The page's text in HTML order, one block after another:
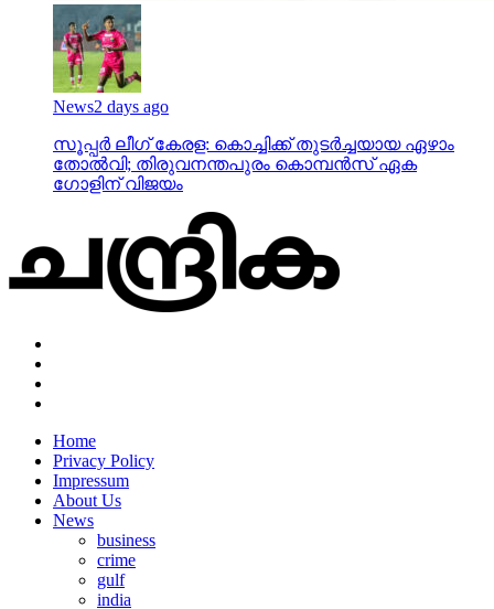
News2 days ago
സൂപ്പര്‍ ലീഗ് കേരള: കൊച്ചിക്ക് തുടര്‍ച്ചയായ ഏഴാം
തോല്‍വി; തിരുവനന്തപുരം കൊമ്പന്‍സ് ഏക
ഗോളിന് വിജയം
Home
Privacy Policy
Impressum
About Us
News
business
crime
gulf
india